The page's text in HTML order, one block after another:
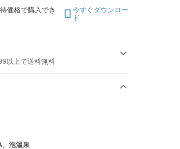
価格で購入でき
今すぐダウンロー
ド
以上で送料無料
泡溫泉